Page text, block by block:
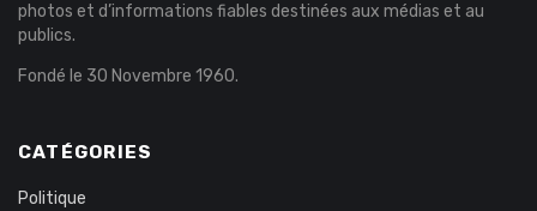
photos et d’informations fiables destinées aux médias et au
publics.
Fondé le 30 Novembre 1960.
CATÉGORIES
Politique